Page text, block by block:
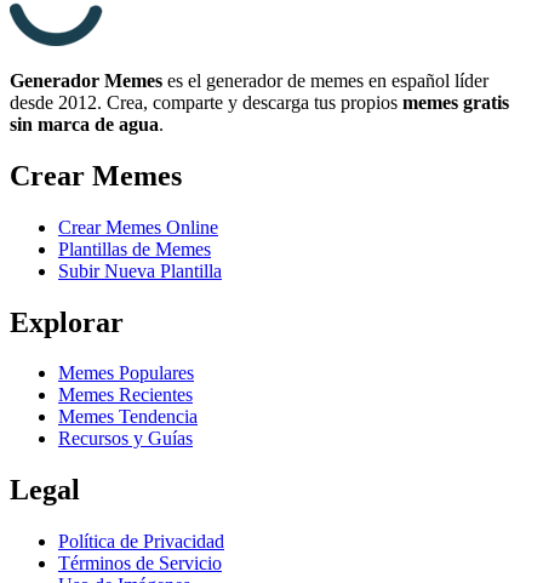
Generador Memes es el generador de memes en español líder
desde 2012. Crea, comparte y descarga tus propios memes gratis
sin marca de agua.
Crear Memes
Crear Memes Online
Plantillas de Memes
Subir Nueva Plantilla
Explorar
Memes Populares
Memes Recientes
Memes Tendencia
Recursos y Guías
Legal
Política de Privacidad
Términos de Servicio